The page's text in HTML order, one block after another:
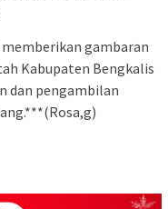
gambaran
Kabupaten Bengkalis
dan pengambilan